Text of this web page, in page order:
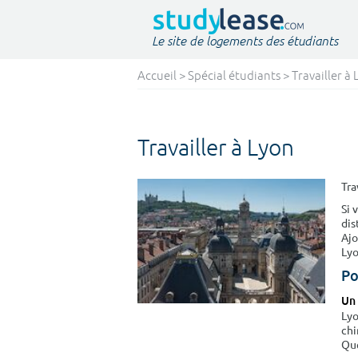
Le site de logements des étudiants
Accueil >Spécial étudiants > Travailler à
Travailler à Lyon
Si